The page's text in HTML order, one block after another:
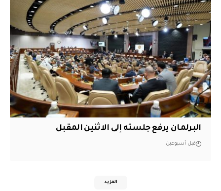
البرلمان يرفع جلسته إلى الاثنين المقبل
قبل أسبوعين
المزيد